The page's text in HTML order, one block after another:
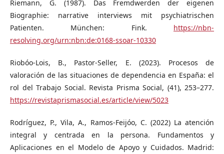
Riemann, G. (1987). Das Fremdwerden der eigenen
Biographie: narrative interviews mit psychiatrischen
Patienten. München: Fink. https://nbn-
resolving.org/urn:nbn:de:0168-ssoar-10330
Riobóo-Lois, B., Pastor-Seller, E. (2023). Procesos de
valoración de las situaciones de dependencia en España: el
rol del Trabajo Social. Revista Prisma Social, (41), 253–277.
https://revistaprismasocial.es/article/view/5023
Rodríguez, P., Vila, A., Ramos-Feijóo, C. (2022) La atención
integral y centrada en la persona. Fundamentos y
Aplicaciones en el Modelo de Apoyo y Cuidados. Madrid: